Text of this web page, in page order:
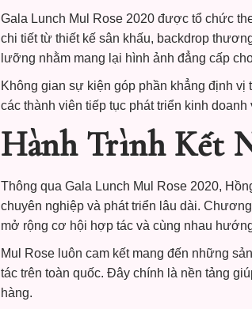
Gala Lunch Mul Rose 2020 được tổ chức
chi tiết từ thiết kế sân khấu, backdrop
lưỡng nhằm mang lại hình ảnh đẳng cấp
Không gian sự kiện góp phần khẳng định
các thành viên tiếp tục phát triển kinh
Hành Trình Kết
Thông qua Gala Lunch Mul Rose 2020,
chuyên nghiệp và phát triển lâu dài.
mở rộng cơ hội hợp tác và cùng nhau
Mul Rose luôn cam kết mang đến những
tác trên toàn quốc. Đây chính là nền tảng
hàng.